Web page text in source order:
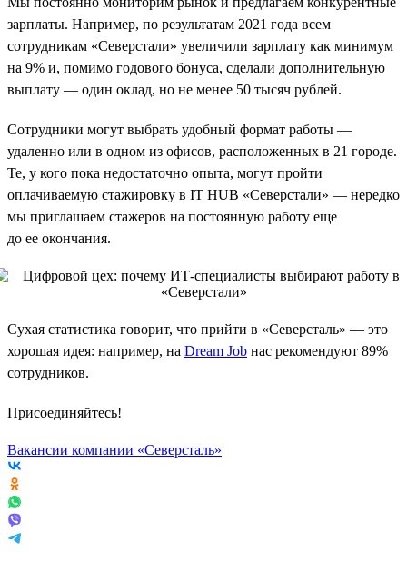
зарплаты. Например, по результатам 2021 года всем
сотрудникам «Северстали» увеличили зарплату как минимум
на 9% и, помимо годового бонуса, сделали дополнительную
выплату — один оклад, но не менее 50 тысяч рублей.
Сотрудники могут выбрать удобный формат работы —
удаленно или в одном из офисов, расположенных в 21 городе.
Те, у кого пока недостаточно опыта, могут пройти
оплачиваемую стажировку в IT HUB «Северстали» — нередко
мы приглашаем стажеров на постоянную работу еще
до ее окончания.
Сухая статистика говорит, что прийти в «Северсталь» — это
хорошая идея: например, на Dream Job нас рекомендуют 89%
сотрудников.
Присоединяйтесь!
Вакансии компании «Северсталь»